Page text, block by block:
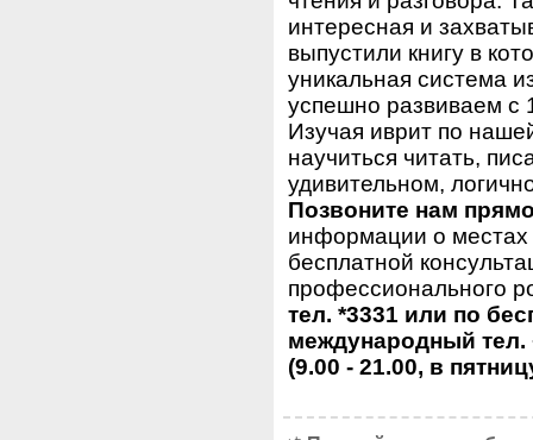
интересная и
выпустили книгу в
уникальная система
успешно развиваем с
Изучая иврит по
научиться читать,
удивительном,
Позвоните нам
информации о местах
бесплатной
профессионального
тел. *3331 или по
международный тел.
(9.00 - 21.00, в